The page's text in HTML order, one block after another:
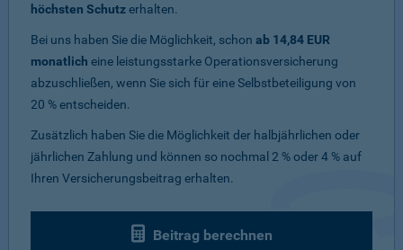
höchsten Schutzerhalten.
Bei uns haben Sie die Möglichkeit, schon ab 14,84 EUR
monatlich eine leistungsstarke Operationsversicherung
abzuschließen, wenn Sie sich für eine Selbstbeteiligung von
20 % entscheiden.
Zusätzlich haben Sie die Möglichkeit der halbjährlichen oder
jährlichen Zahlung und können so nochmal 2 % oder 4 % auf
Ihren Versicherungsbeitrag erhalten.
Beitrag berechnen